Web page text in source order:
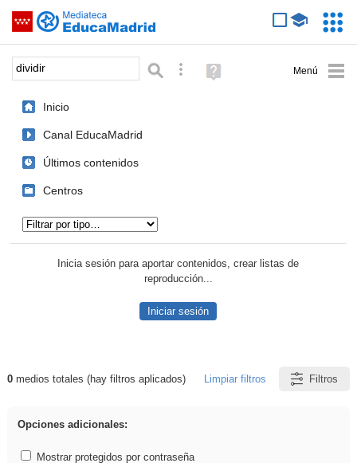
Saltar navegación
Palabra o frase: Búsqueda avanzada
Ayuda
(en
Inicio
Canal EducaMadrid
Últimos contenidos
Centros
Inicia sesión para aportar contenidos, crear listas de
reproducción...
Iniciar sesión
Resultados de: dividir
0medios totales (hay filtros aplicados) Limpiar filtros Filtros
Opciones adicionales:
Mostrar protegidos por contraseña